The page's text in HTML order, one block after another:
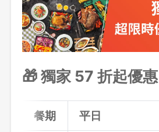
🎁 獨家 57 折起優惠
餐期 平日